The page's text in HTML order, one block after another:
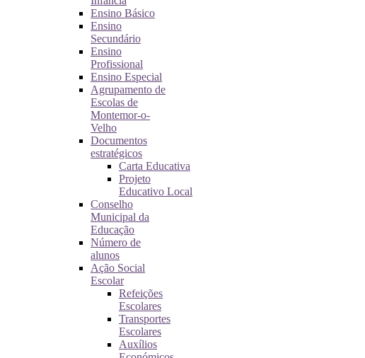
Ensino Básico
Ensino
Secundário
Ensino
Profissional
Ensino Especial
Agrupamento de
Escolas de
Montemor-o-
Velho
Documentos
estratégicos
Carta Educativa
Projeto
Educativo Local
Conselho
Municipal da
Educação
Número de
alunos
Ação Social
Escolar
Refeições
Escolares
Transportes
Escolares
Auxílios